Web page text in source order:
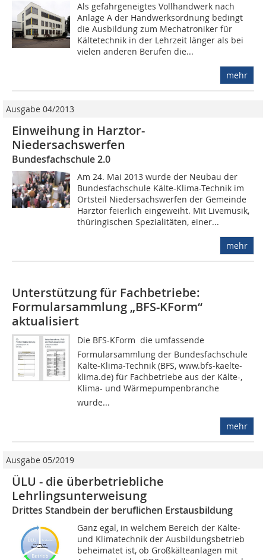
Als gefahrgeneigtes Vollhandwerk nach
Anlage A der Handwerksordnung bedingt
die Ausbildung zum Mechatroniker für
Kältetechnik in der Lehrzeit länger als bei
vielen anderen Berufen die...
mehr
Ausgabe 04/2013
Einweihung in Harztor-
Niedersachswerfen
Bundesfachschule 2.0
Am 24. Mai 2013 wurde der Neubau der
Bundesfachschule Kälte-Klima-Technik im
Ortsteil Niedersachswerfen der Gemeinde
Harztor feierlich eingeweiht. Mit Livemusik,
thüringischen Spezialitäten, einer...
mehr
Unterstützung für Fachbetriebe:
Formularsammlung „BFS-KForm“
aktualisiert
Die BFS-KForm  die umfassende
Formularsammlung der Bundesfachschule
Kälte-Klima-Technik (BFS, www.bfs-kaelte-
klima.de) für Fachbetriebe aus der Kälte-,
Klima- und Wärmepumpenbranche 
wurde...
mehr
Ausgabe 05/2019
ÜLU - die überbetriebliche
Lehrlingsunterweisung
Drittes Standbein der beruflichen Erstausbildung
Ganz egal, in welchem Bereich der Kälte-
und Klimatechnik der Ausbildungsbetrieb
beheimatet ist, ob Großkälteanlagen mit